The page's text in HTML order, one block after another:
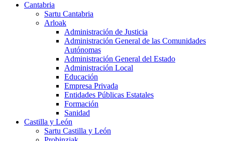
Cantabria
Sartu Cantabria
Arloak
Administración de Justicia
Administración General de las Comunidades
Autónomas
Administración General del Estado
Administración Local
Educación
Empresa Privada
Entidades Públicas Estatales
Formación
Sanidad
Castilla y León
Sartu Castilla y León